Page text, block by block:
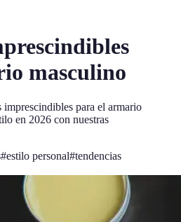
masculino
imprescindibles para el armario
en 2026 con nuestras
#estilo personal#tendencias